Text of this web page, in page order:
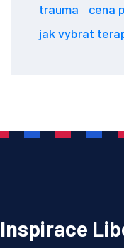
trauma
cena
jak vybrat
Inspirace